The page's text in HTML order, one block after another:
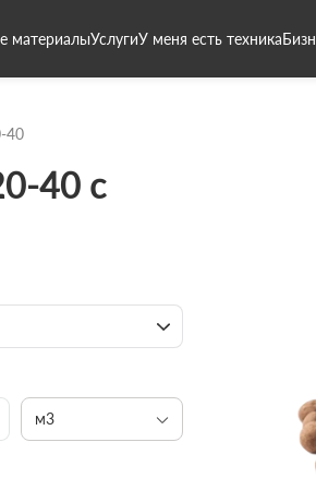
материалыУслугиУ меня есть техника
40
40 с
м3